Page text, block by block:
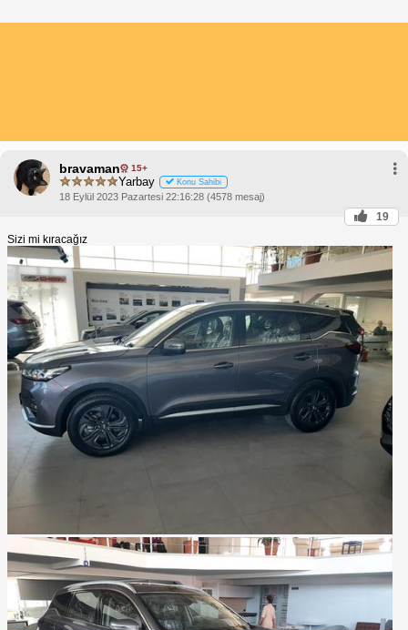
bravaman 15+
Yarbay Konu Sahibi
18 Eylül 2023 Pazartesi 22:16:28 (4578 mesaj)
19
Sizi mi kıracağız